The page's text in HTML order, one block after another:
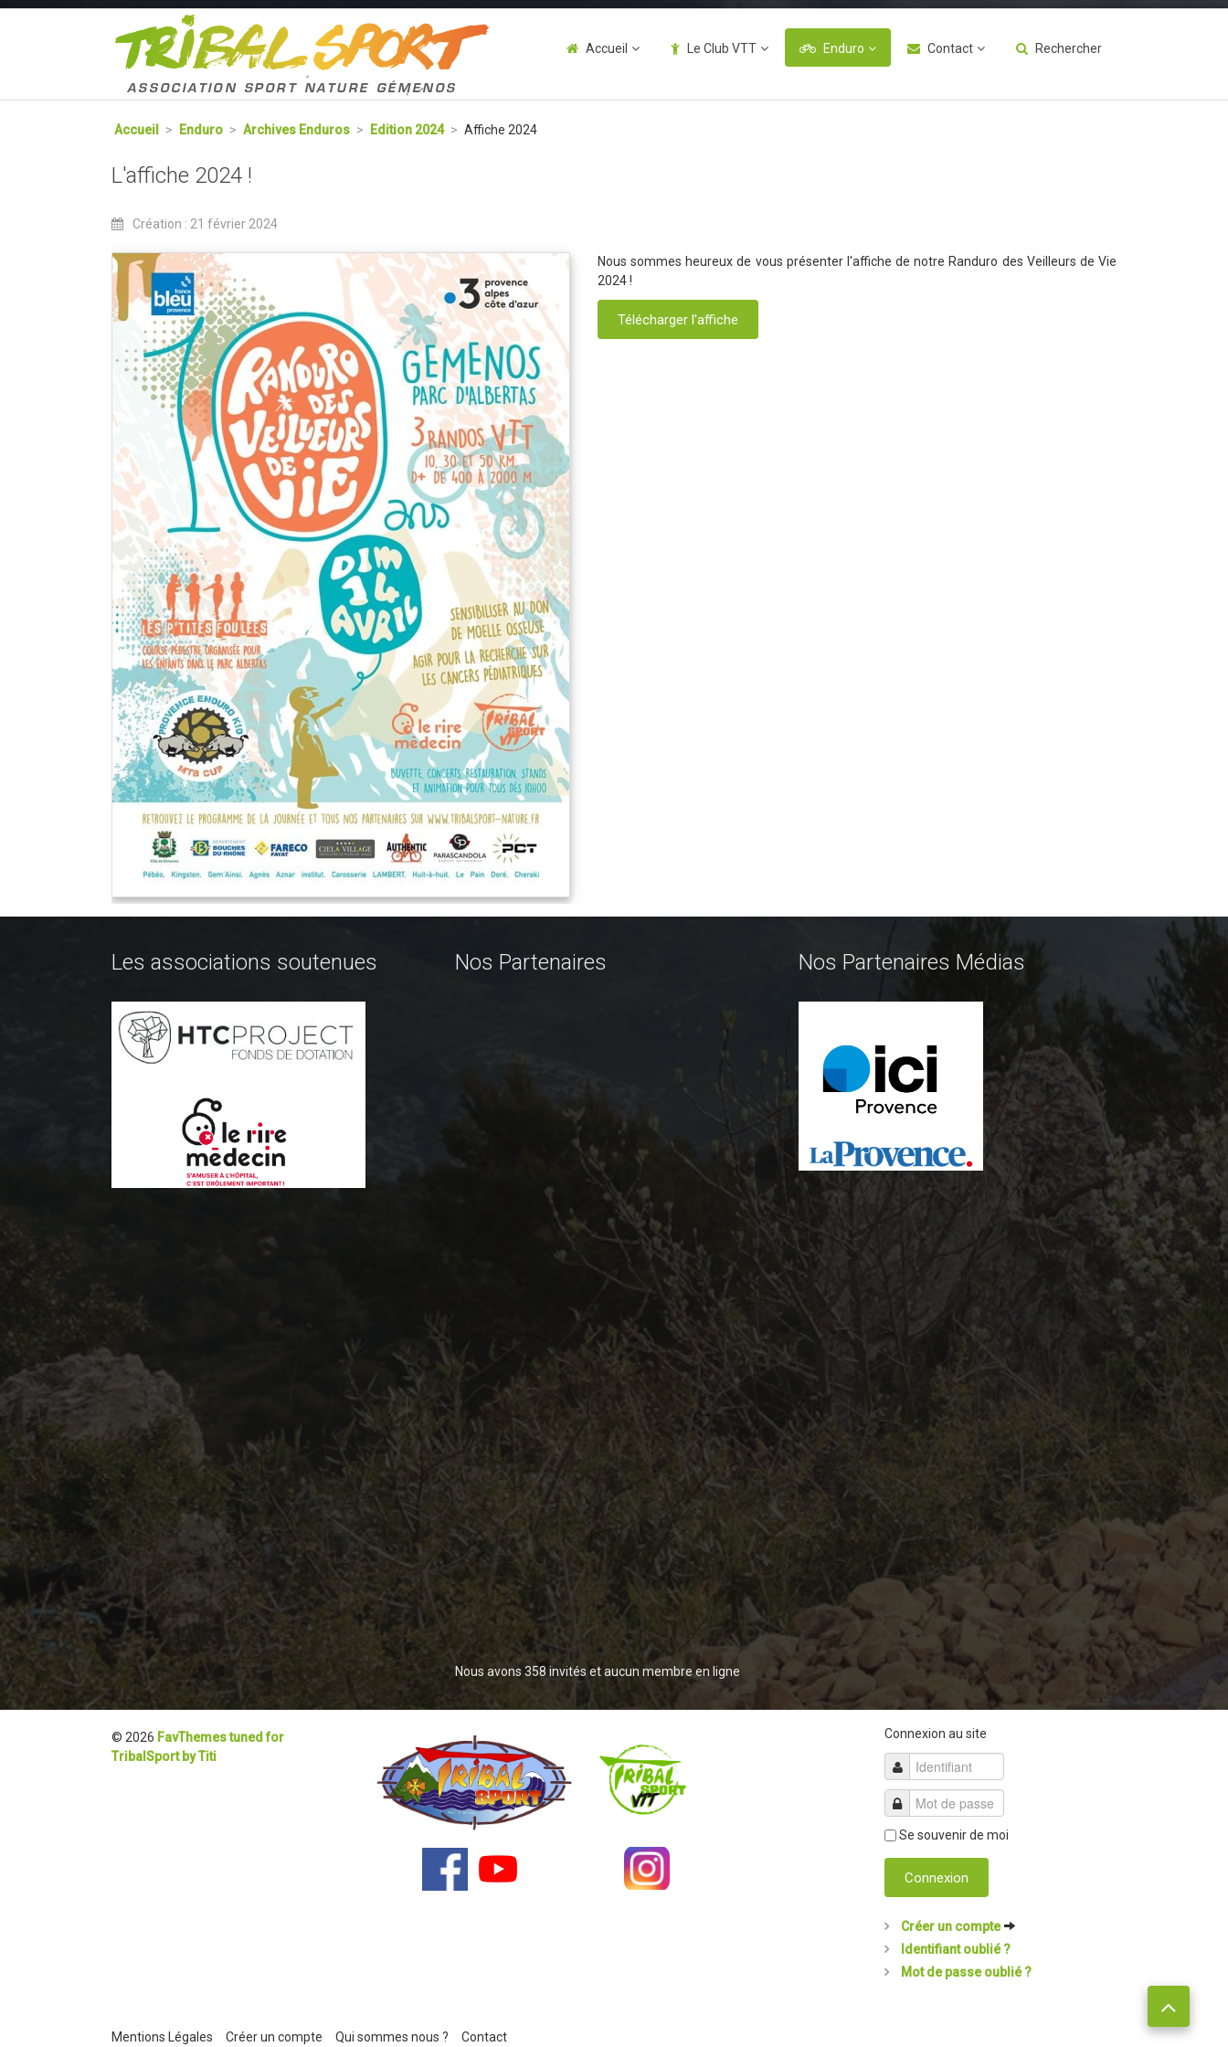
Accueil Le Club VTT Enduro Contact Rechercher
Accueil > Enduro > Archives Enduros > Edition 2024 > Affiche 2024
L'affiche 2024 !
Création : 21 février 2024
Nous sommes heureux de vous présenter l'affiche de notre Randuro des Veilleurs de Vie
2024 !
Télécharger l'affiche
Les associations soutenues Nos Partenaires
Nous avons 358 invités et aucun membre en ligne
Nos Partenaires Médias
© 2026 FavThemes tuned for
TribalSport by Titi
Connexion au site
Se souvenir de moi
Connexion
Créer un compte
Identifiant oublié ?
Mot de passe oublié ?
Mentions Légales Créer un compte Qui sommes nous ? Contact